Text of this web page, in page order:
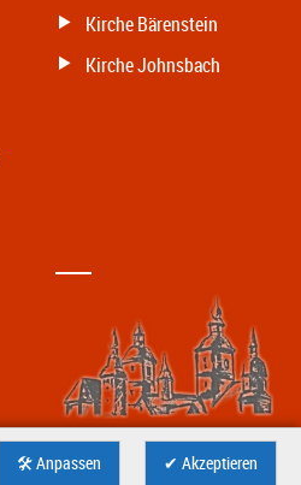
Kirche Bärenstein
Kirche Johnsbach
✔ Akzeptieren
🛠 Anpassen